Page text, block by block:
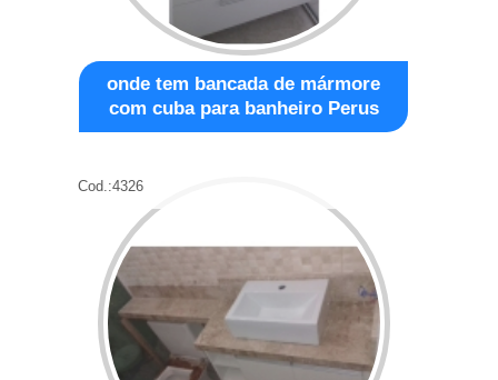
onde tem bancada de mármore
com cuba para banheiro Perus
Cod.:4326